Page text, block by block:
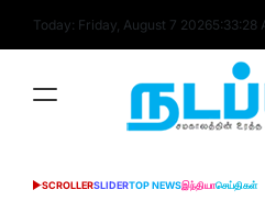
Today: Friday, August 7 20265:33:29
POSTED
SCROLLERSLIDERTOP NEWSஇந்தியாசெய்திகள்